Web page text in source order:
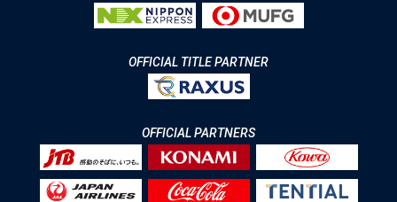
OFFICIAL TITLE PARTNER
OFFICIAL PARTNERS